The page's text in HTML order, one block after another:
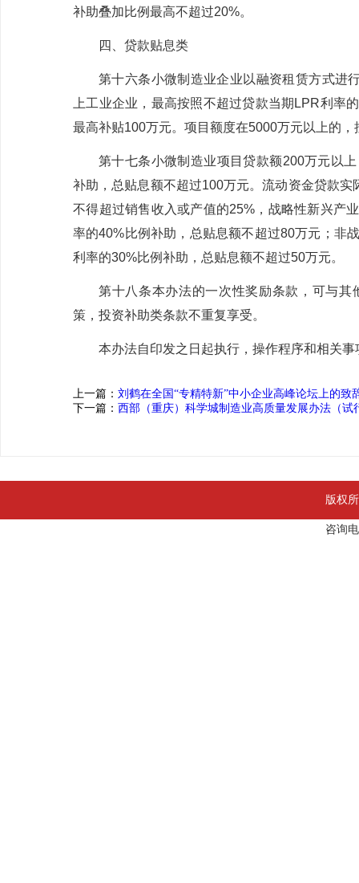
补助叠加比例最高不超过20%。
四、贷款贴息类
第十六条小微制造业企业以融资租赁方式进
上工业企业，最高按照不超过贷款当期 LPR利率的
最高补贴100万元。项目额度在5000万元以上的，
第十七条小微制造业项目贷款额200万元以
补助，总贴息额不超过100万元。流动资金贷款实
不得超过销售收入或产值的25% ，战略性新兴产
率的40%比例补助，总贴息额不超过80万元；非
利率的30%比例补助，总贴息额不超过50万元。
第十八条本办法的一次性奖励条款，可与其
策，投资补助类条款不重复享受。
本办法自印发之日起执行，操作程序和相关
上一篇： 刘鹤在全国“专精特新”中小企业高峰论坛上的致
下一篇： 西部（重庆）科学城制造业高质量发展办法（试
版权
咨询